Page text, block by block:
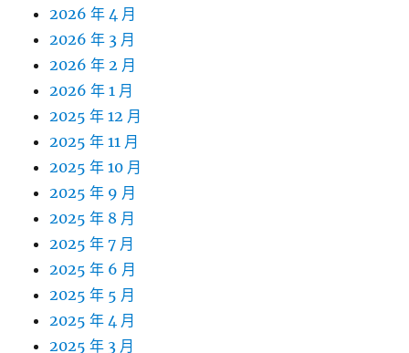
2026 年 4 月
2026 年 3 月
2026 年 2 月
2026 年 1 月
2025 年 12 月
2025 年 11 月
2025 年 10 月
2025 年 9 月
2025 年 8 月
2025 年 7 月
2025 年 6 月
2025 年 5 月
2025 年 4 月
2025 年 3 月